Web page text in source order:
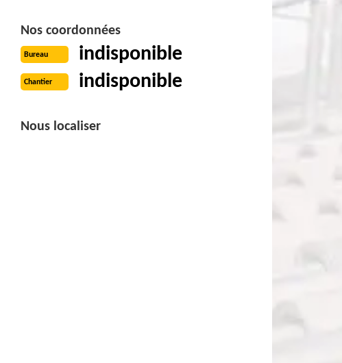
Nos coordonnées
Bureau indisponible
Chantier indisponible
Nous localiser